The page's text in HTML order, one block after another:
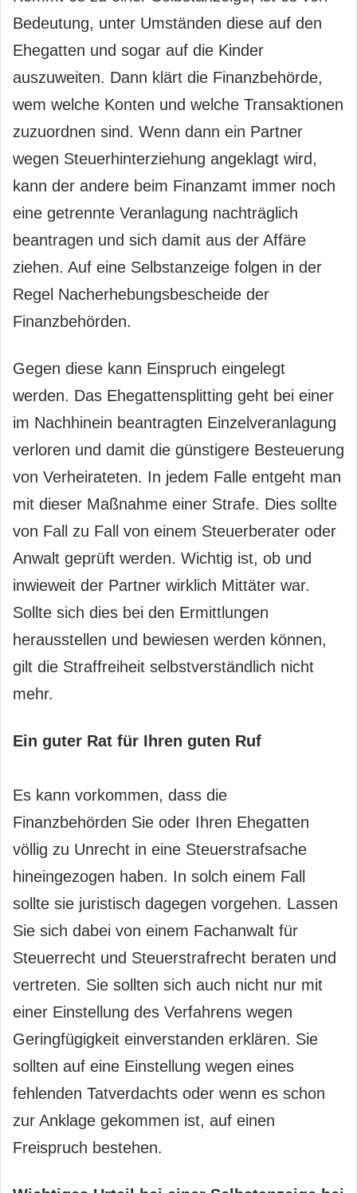
Bedeutung, unter Umständen diese auf den
Ehegatten und sogar auf die Kinder
auszuweiten. Dann klärt die Finanzbehörde,
wem welche Konten und welche Transaktionen
zuzuordnen sind. Wenn dann ein Partner
wegen Steuerhinterziehung angeklagt wird,
kann der andere beim Finanzamt immer noch
eine getrennte Veranlagung nachträglich
beantragen und sich damit aus der Affäre
ziehen. Auf eine Selbstanzeige folgen in der
Regel Nacherhebungsbescheide der
Finanzbehörden.
Gegen diese kann Einspruch eingelegt
werden. Das Ehegattensplitting geht bei einer
im Nachhinein beantragten Einzelveranlagung
verloren und damit die günstigere Besteuerung
von Verheirateten. In jedem Falle entgeht man
mit dieser Maßnahme einer Strafe. Dies sollte
von Fall zu Fall von einem Steuerberater oder
Anwalt geprüft werden. Wichtig ist, ob und
inwieweit der Partner wirklich Mittäter war.
Sollte sich dies bei den Ermittlungen
herausstellen und bewiesen werden können,
gilt die Straffreiheit selbstverständlich nicht
mehr.
Ein guter Rat für Ihren guten Ruf
Es kann vorkommen, dass die
Finanzbehörden Sie oder Ihren Ehegatten
völlig zu Unrecht in eine Steuerstrafsache
hineingezogen haben. In solch einem Fall
sollte sie juristisch dagegen vorgehen. Lassen
Sie sich dabei von einem Fachanwalt für
Steuerrecht und Steuerstrafrecht beraten und
vertreten. Sie sollten sich auch nicht nur mit
einer Einstellung des Verfahrens wegen
Geringfügigkeit einverstanden erklären. Sie
sollten auf eine Einstellung wegen eines
fehlenden Tatverdachts oder wenn es schon
zur Anklage gekommen ist, auf einen
Freispruch bestehen.